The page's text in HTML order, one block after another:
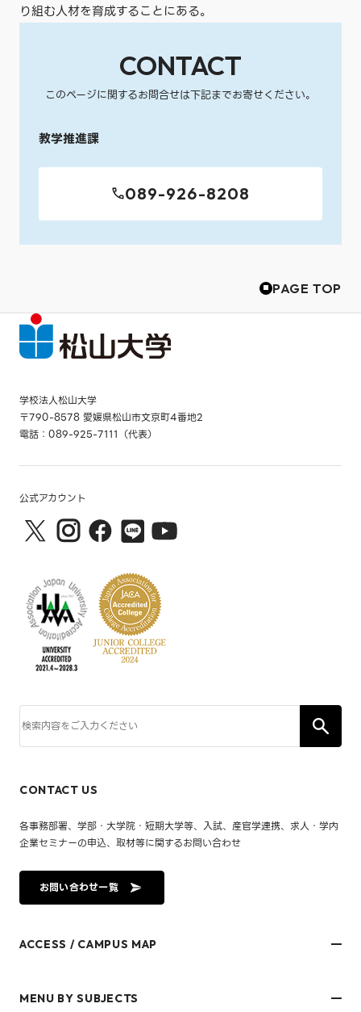
り組む人材を育成することにある。
CONTACT
このページに関するお問合せは下記までお寄せください。
教学推進課
089-926-8208
PAGE TOP
学校法人松山大学
〒790-8578 愛媛県松山市文京町4番地2
電話：089-925-7111（代表）
公式アカウント
CONTACT US
各事務部署、学部・大学院・短期大学等、入試、産官学連携、求人・学内
企業セミナーの申込、取材等に関するお問い合わせ
お問い合わせ一覧
ACCESS / CAMPUS MAP
御幸キャンパス(運動施設)
MENU BY SUBJECTS